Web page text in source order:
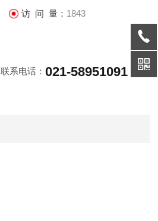
访 问 量： 1843
联系电话：021-58951091